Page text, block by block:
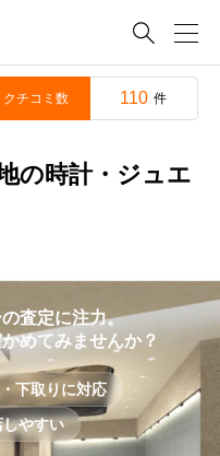

クチコミ数 110 件
の時計・ジュエ
査定に注力。
めてみませんか？
下取りに対応
やすい